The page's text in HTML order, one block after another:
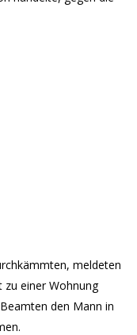
meldeten
zu einer Wohnung
den Mann in